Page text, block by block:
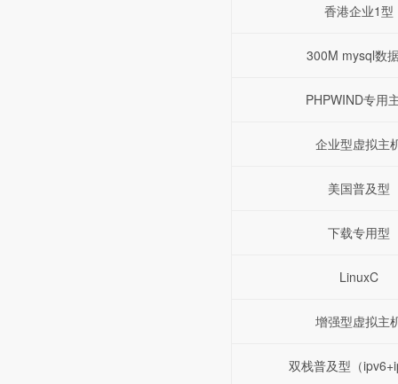
香港企业1型
300M mysql数
PHPWIND专用
企业型虚拟主
美国普及型
下载专用型
LinuxC
增强型虚拟主
双栈普及型（